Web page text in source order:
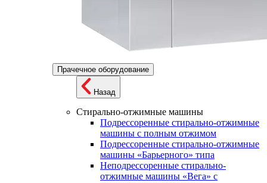
Прачечное оборудование
Назад
Стирально-отжимные машины
Подрессоренные стирально-отжимные
машины с полным отжимом
Подрессоренные стирально-отжимные
машины «Барьерного» типа
Неподрессоренные стирально-
отжимные машины «Вега» с